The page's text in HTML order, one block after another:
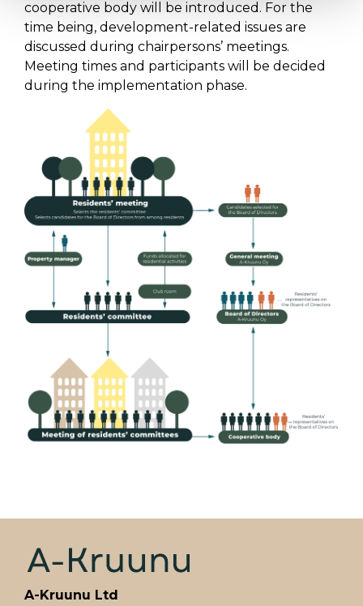
cooperative body will be introduced. For the
time being, development-related issues are
discussed during chairpersons’ meetings.
Meeting times and participants will be decided
during the implementation phase.
A-Kruunu Ltd